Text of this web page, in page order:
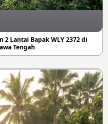
2 Lantai Bapak WLY 2372 di
Tengah